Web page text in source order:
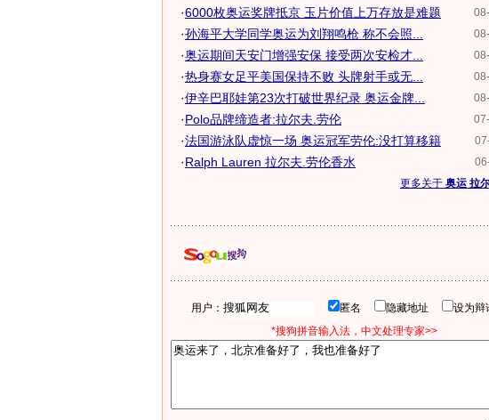
·6000枚奥运奖牌抵京 玉片价值上万存放是难题
·孙海平大学同学奥运为刘翔鸣枪 称不会照...
·奥运期间天安门增强安保 接受两次安检才...
·热身赛女足平美国保持不败 头牌射手或无...
·伊辛巴耶娃第23次打破世界纪录 奥运金牌...
·Polo品牌缔造者:拉尔夫.劳伦
·法国游泳队虚惊一场 奥运冠军劳伦:没打算移籍
·Ralph Lauren 拉尔夫.劳伦香水
更多关于 奥运 拉
用户： 匿名 隐藏地址
设为辩
*搜狗拼音输入法，中文处理专家>>